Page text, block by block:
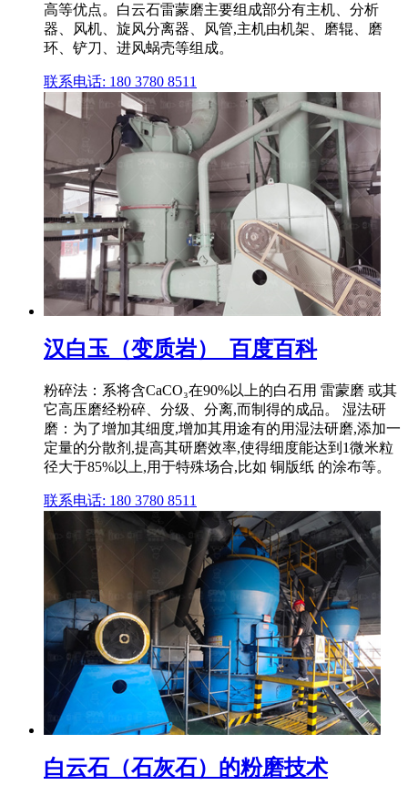
高等优点。白云石雷蒙磨主要组成部分有主机、分析
器、风机、旋风分离器、风管,主机由机架、磨辊、磨
环、铲刀、进风蜗壳等组成。
联系电话: 180 3780 8511
汉白玉（变质岩）_百度百科
粉碎法：系将含CaCO₃在90%以上的白石用 雷蒙磨 或其
它高压磨经粉碎、分级、分离,而制得的成品。 湿法研
磨：为了增加其细度,增加其用途有的用湿法研磨,添加一
定量的分散剂,提高其研磨效率,使得细度能达到1微米粒
径大于85%以上,用于特殊场合,比如 铜版纸 的涂布等。
联系电话: 180 3780 8511
白云石（石灰石）的粉磨技术